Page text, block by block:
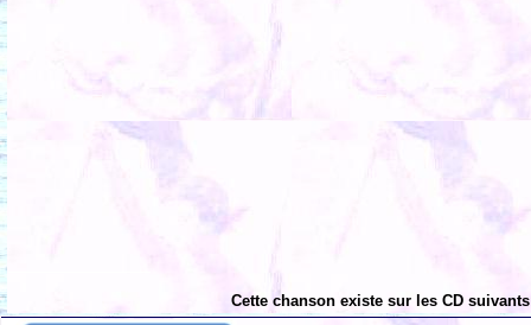
Cette chanson existe sur les CD